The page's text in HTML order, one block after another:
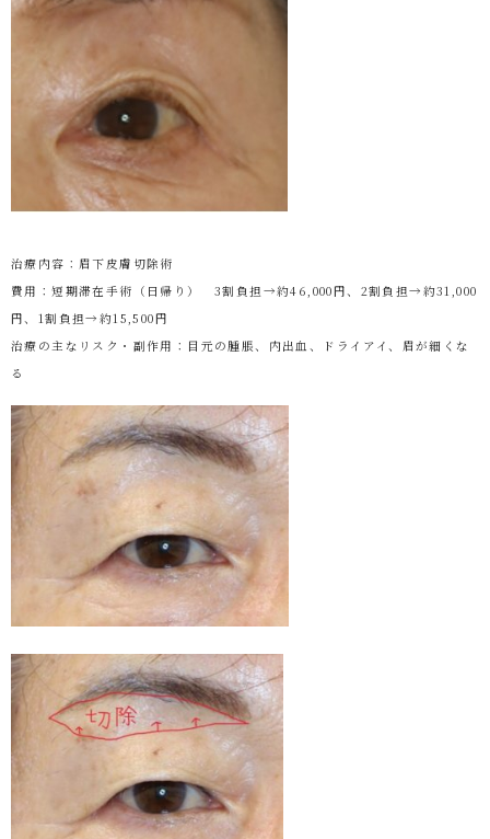
治療内容：眉下皮膚切除術
費用：短期滞在手術（日帰り） 3割負担→約46,000円、2割負担→約31,000
円、1割負担→約15,500円
治療の主なリスク・副作用：目元の腫脹、内出血、ドライアイ、眉が細くな
る